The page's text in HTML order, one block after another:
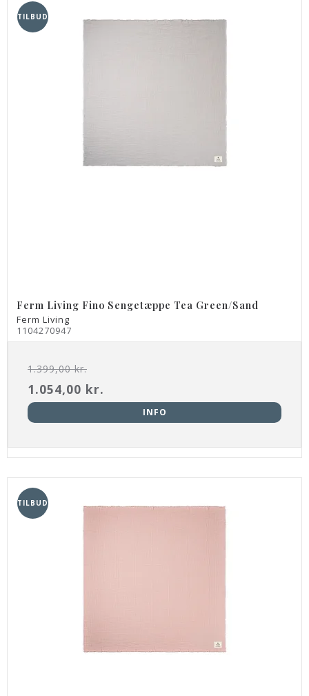
TILBUD
Ferm Living Fino Sengetæppe Tea Green/Sand
Ferm Living
1104270947
1.399,00 kr.
1.054,00 kr.
INFO
TILBUD